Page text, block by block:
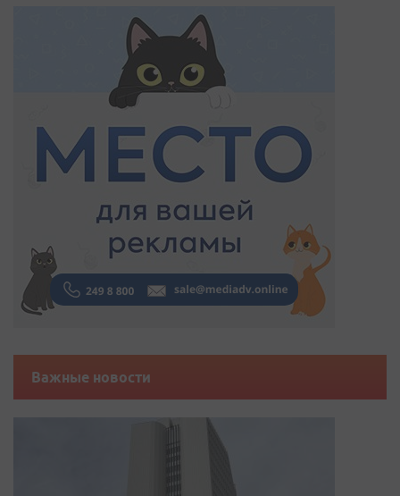
Важные новости